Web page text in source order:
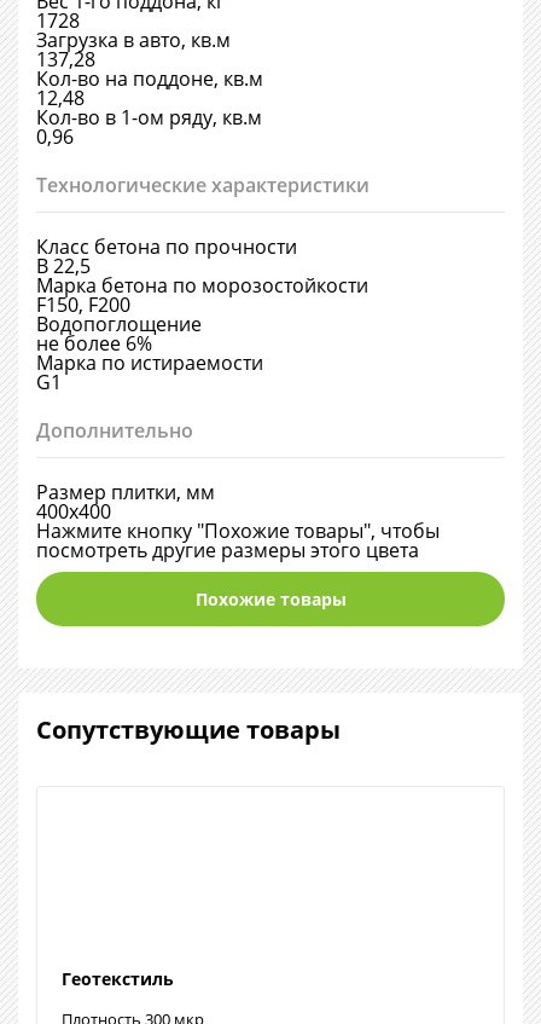
1728
Загрузка в авто, кв.м
137,28
Кол-во на поддоне, кв.м
12,48
Кол-во в 1-ом ряду, кв.м
0,96
Технологические характеристики
Класс бетона по прочности
В 22,5
Марка бетона по морозостойкости
F150, F200
Водопоглощение
не более 6%
Марка по истираемости
G1
Дополнительно
Размер плитки, мм
400х400
Нажмите кнопку "Похожие товары", чтобы
посмотреть другие размеры этого цвета
Похожие товары
Сопутствующие товары
Геотекстиль
Плотность 300 мкр